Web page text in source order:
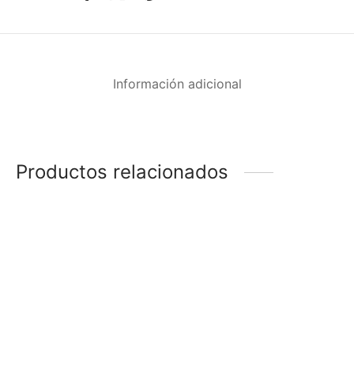
Información adicional
Productos relacionados